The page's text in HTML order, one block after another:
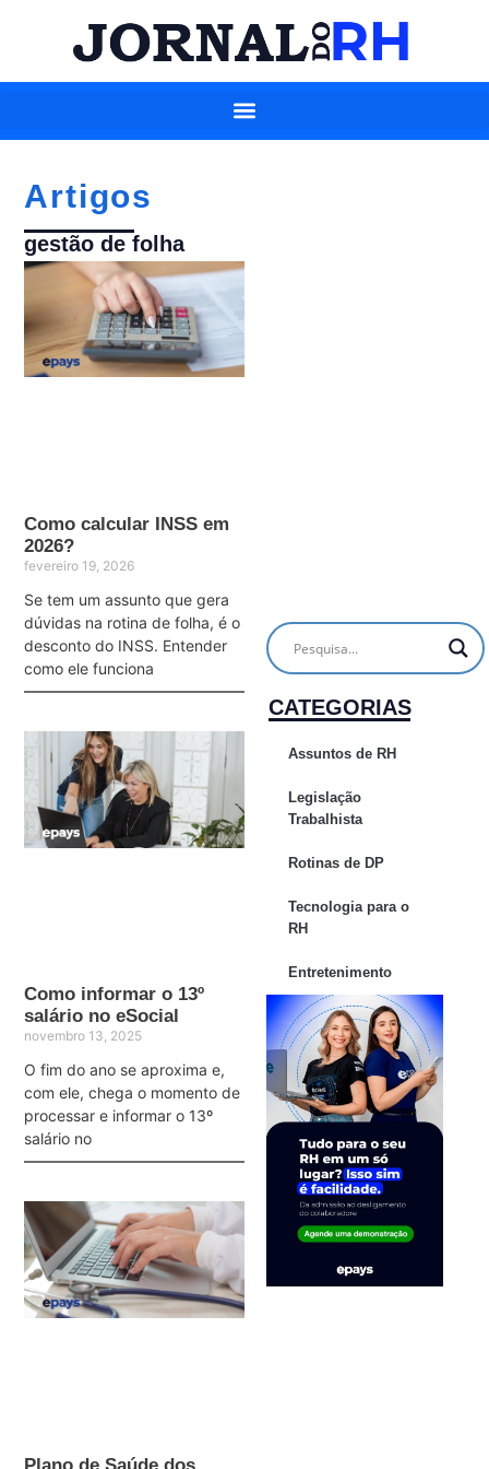
Artigos
gestão de folha
Como calcular INSS em
2026?
fevereiro 19, 2026
Se tem um assunto que gera
dúvidas na rotina de folha, é o
desconto do INSS. Entender
como ele funciona
Como informar o 13º
salário no eSocial
novembro 13, 2025
O fim do ano se aproxima e,
com ele, chega o momento de
processar e informar o 13º
salário no
Plano de Saúde dos
CATEGORIAS
Assuntos de RH
Legislação
Trabalhista
Rotinas de DP
Tecnologia para o
RH
Entretenimento